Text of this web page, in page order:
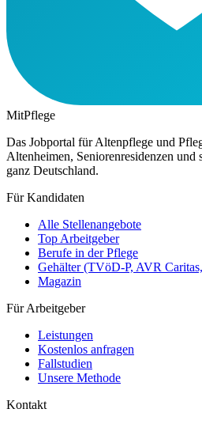
MitPflege
Das Jobportal für Altenpflege und
Altenheimen, Seniorenresidenzen und
ganz Deutschland.
Für Kandidaten
Alle Stellenangebote
Top Arbeitgeber
Berufe in der Pflege
Gehälter (TVöD-P, AVR
Magazin
Für Arbeitgeber
Leistungen
Kostenlos anfragen
Fallstudien
Unsere Methode
Kontakt